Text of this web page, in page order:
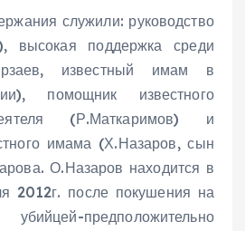
служили: руководство
высокая поддержка среди
известный имам в
помощник известного
(Р.Маткаримов) и
имама (Х.Назаров, сын
О.Назаров находится в
2012г. после покушения на
предположительно